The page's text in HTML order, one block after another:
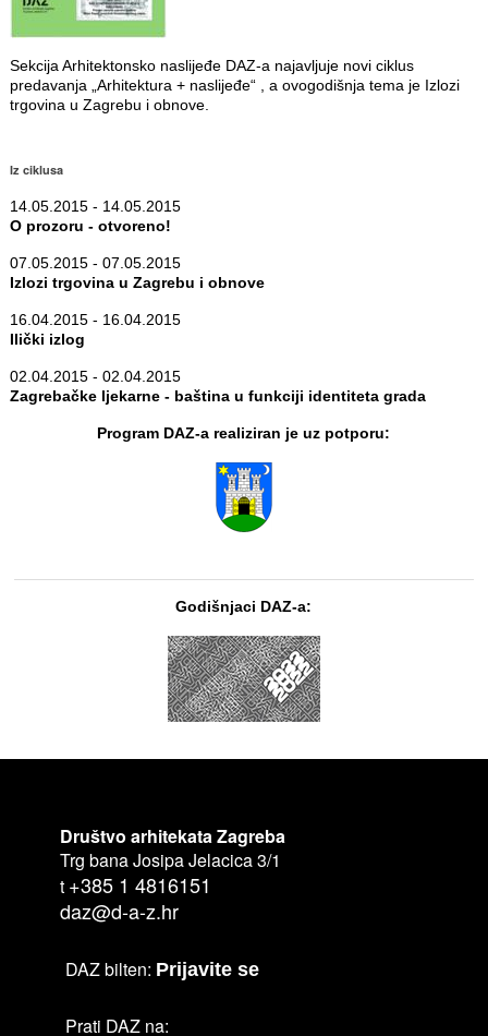
Sekcija Arhitektonsko naslijeđe DAZ-a najavljuje novi ciklus
predavanja „Arhitektura + naslijeđe“ , a ovogodišnja tema je Izlozi
trgovina u Zagrebu i obnove.
Iz ciklusa
14.05.2015 - 14.05.2015
O prozoru - otvoreno!
07.05.2015 - 07.05.2015
Izlozi trgovina u Zagrebu i obnove
16.04.2015 - 16.04.2015
Ilički izlog
02.04.2015 - 02.04.2015
Zagrebačke ljekarne - baština u funkciji identiteta grada
Program DAZ-a realiziran je uz potporu:
Godišnjaci DAZ-a:
Društvo arhitekata Zagreba
Trg bana Josipa Jelacica 3/1
t +385 1 4816151
daz@d-a-z.hr
DAZ bilten: Prijavite se
Prati DAZ na: